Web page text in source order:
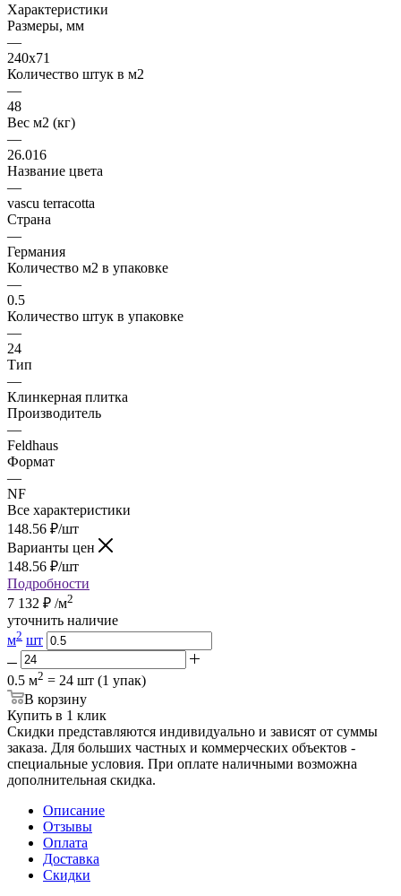
Характеристики
Размеры, мм
—
240x71
Количество штук в м2
—
48
Вес м2 (кг)
—
26.016
Название цвета
—
vascu terracotta
Страна
—
Германия
Количество м2 в упаковке
—
0.5
Количество штук в упаковке
—
24
Тип
—
Клинкерная плитка
Производитель
—
Feldhaus
Формат
—
NF
Все характеристики
148.56 ₽/шт
Варианты цен
148.56 ₽/шт
Подробности
7 132 ₽ /м2
уточнить наличие
м2 шт
0.5 м2 = 24 шт (1 упак)
В корзину
Купить в 1 клик
Скидки представляются индивидуально и зависят от суммы
заказа. Для больших частных и коммерческих объектов -
специальные условия. При оплате наличными возможна
дополнительная скидка.
Описание
Отзывы
Оплата
Доставка
Скидки